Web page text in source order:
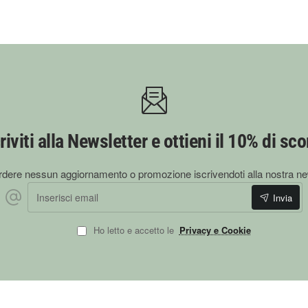
alla Newsletter e ottieni il 10% di
nessun aggiornamento o promozione iscrivendoti alla nostra
Inserisci
email
Invia
Ho letto e accetto le Privacy e Cookie